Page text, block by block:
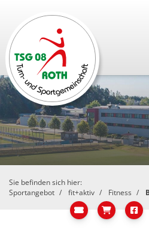
Sie befinden sich hier:
Sportangebot
fit+aktiv Fitness